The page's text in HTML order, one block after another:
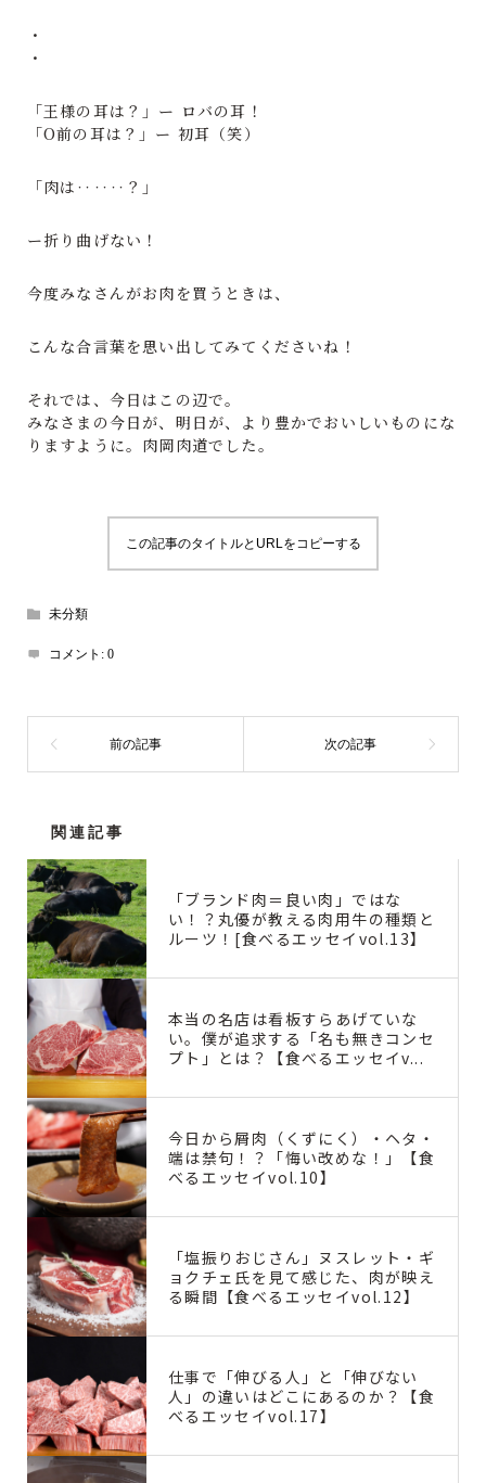
・
・
「王様の耳は？」ー ロバの耳！
「O前の耳は？」ー 初耳（笑）
「肉は‥‥‥？」
ー折り曲げない！
今度みなさんがお肉を買うときは、
こんな合言葉を思い出してみてくださいね！
それでは、今日はこの辺で。
みなさまの今日が、明日が、より豊かでおいしいものにな
りますように。肉岡肉道でした。
この記事のタイトルとURLをコピーする
未分類
コメント: 0
関連記事
「ブランド肉＝良い肉」ではな
い！？丸優が教える肉用牛の種類と
ルーツ！[食べるエッセイvol.13】
本当の名店は看板すらあげていな
い。僕が追求する「名も無きコンセ
プト」とは？【食べるエッセイv...
今日から屑肉（くずにく）・ヘタ・
端は禁句！？「悔い改めな！」【食
べるエッセイvol.10】
「塩振りおじさん」ヌスレット・ギ
ョクチェ氏を見て感じた、肉が映え
る瞬間【食べるエッセイvol.12】
仕事で「伸びる人」と「伸びない
人」の違いはどこにあるのか？【食
べるエッセイvol.17】